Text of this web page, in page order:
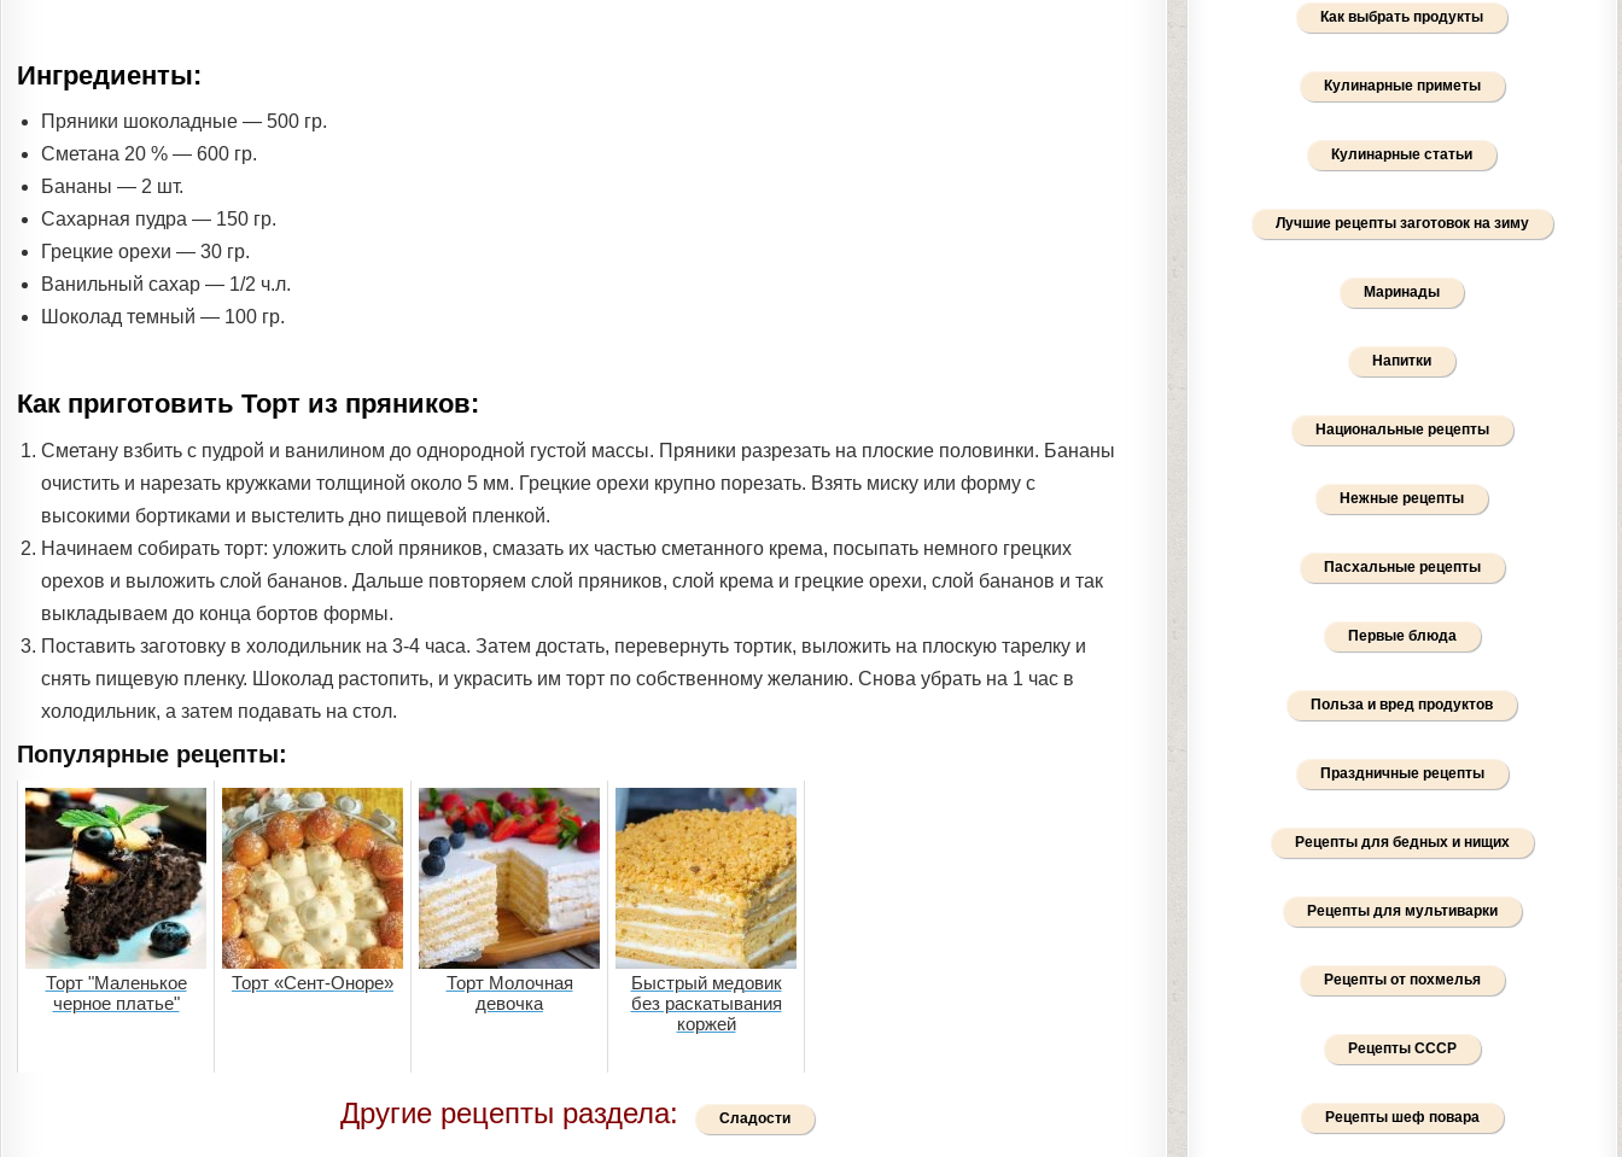
Ингредиенты:
Пряники шоколадные — 500 гр.
Сметана 20 % — 600 гр.
Бананы — 2 шт.
Сахарная пудра — 150 гр.
Грецкие орехи — 30 гр.
Ванильный сахар — 1/2 ч.л.
Шоколад темный — 100 гр.
Как приготовить Торт из пряников:
Сметану взбить с пудрой и ванилином до однородной густой массы. Пряники разрезать на плоские половинки. Бананы
очистить и нарезать кружками толщиной около 5 мм. Грецкие орехи крупно порезать. Взять миску или форму с
высокими бортиками и выстелить дно пищевой пленкой.
Начинаем собирать торт: уложить слой пряников, смазать их частью сметанного крема, посыпать немного грецких
орехов и выложить слой бананов. Дальше повторяем слой пряников, слой крема и грецкие орехи, слой бананов и так
выкладываем до конца бортов формы.
Поставить заготовку в холодильник на 3-4 часа. Затем достать, перевернуть тортик, выложить на плоскую тарелку и
снять пищевую пленку. Шоколад растопить, и украсить им торт по собственному желанию. Снова убрать на 1 час в
холодильник, а затем подавать на стол.
Популярные рецепты:
Торт "Маленькое
черное платье"
Торт «Сент-Оноре»
Торт Молочная
девочка
Быстрый медовик
без раскатывания
коржей
Другие рецепты раздела: Сладости
Как выбрать продукты
Кулинарные приметы
Кулинарные статьи
Лучшие рецепты заготовок на зиму
Маринады
Напитки
Национальные рецепты
Нежные рецепты
Пасхальные рецепты
Первые блюда
Польза и вред продуктов
Праздничные рецепты
Рецепты для бедных и нищих
Рецепты для мультиварки
Рецепты от похмелья
Рецепты СССР
Рецепты шеф повара